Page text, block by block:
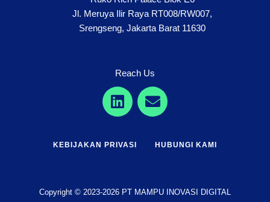
Jl. Meruya Ilir Raya RT008/RW007,
Srengseng, Jakarta Barat 11630
Reach Us
KEBIJAKAN PRIVASI HUBUNGI KAMI
Copyright © 2023-2026 PT MAMPU INOVASI DIGITAL